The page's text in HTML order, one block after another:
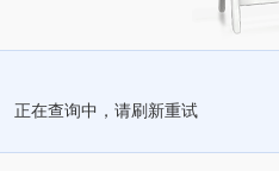
正在查询中，请刷新重试